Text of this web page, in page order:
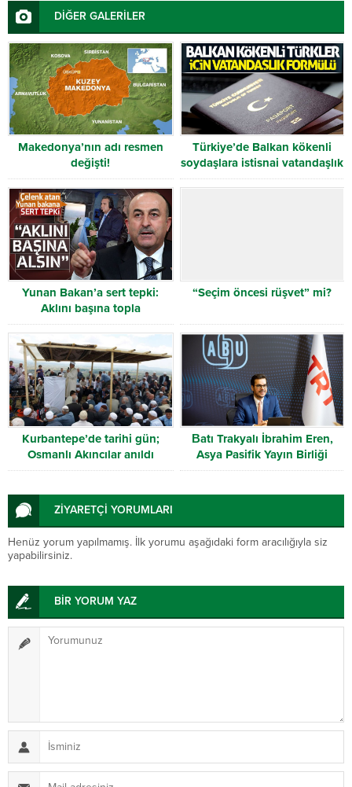
DİĞER GALERİLER
Makedonya’nın adı resmen
değişti!
Türkiye’de Balkan kökenli
soydaşlara istisnai vatandaşlık
hakkı
Yunan Bakan’a sert tepki:
Aklını başına topla
“Seçim öncesi rüşvet” mi?
Kurbantepe’de tarihi gün;
Osmanlı Akıncılar anıldı
Βatı Trakyalı İbrahim Eren,
Asya Pasifik Yayın Birliği
Başkanı seçildi
ZİYARETÇİ YORUMLARI
Henüz yorum yapılmamış. İlk yorumu aşağıdaki form aracılığıyla siz
yapabilirsiniz.
BİR YORUM YAZ